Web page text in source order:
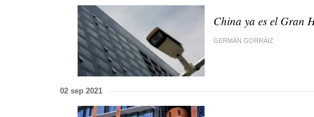
China ya es el Gran
GERMÁN GORRÁIZ
02 sep 2021